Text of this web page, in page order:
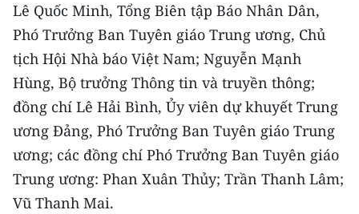
RADIO
MEDIA CENTER
E-Magazine
Video
Media Chính trị
Lê Quốc Minh, Tổng Biên tập Báo Nhân Dân,
Phó Trưởng Ban Tuyên giáo Trung ương, Chủ
tịch Hội Nhà báo Việt Nam; Nguyễn Mạnh
Hùng, Bộ trưởng Thông tin và truyền thông;
đồng chí Lê Hải Bình, Ủy viên dự khuyết Trung
ương Đảng, Phó Trưởng Ban Tuyên giáo Trung
ương; các đồng chí Phó Trưởng Ban Tuyên giáo
Trung ương: Phan Xuân Thủy; Trần Thanh Lâm;
Vũ Thanh Mai.